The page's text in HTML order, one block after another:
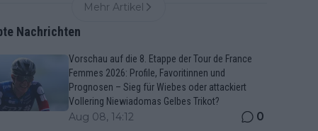
Mehr Artikel
Nachrichten
Vorschau auf die 8. Etappe der Tour de France
Femmes 2026: Profile, Favoritinnen und
Prognosen – Sieg für Wiebes oder attackiert
Vollering Niewiadomas Gelbes Trikot?
Aug 08, 14:12 0